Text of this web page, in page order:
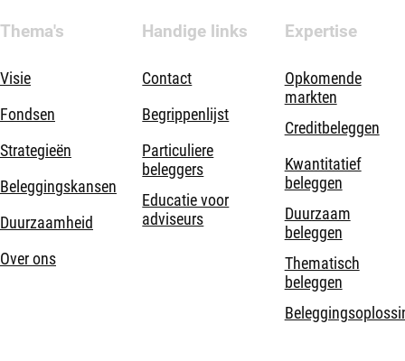
Thema's
Visie
Fondsen
Strategieën
Beleggingskansen
Duurzaamheid
Over ons
Handige links
Contact
Begrippenlijst
Particuliere
beleggers
Educatie voor
adviseurs
Expertise
Opkomende
markten
Creditbeleggen
Kwantitatief
beleggen
Duurzaam
beleggen
Thematisch
beleggen